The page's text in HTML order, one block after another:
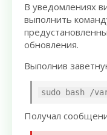
В уведомлениях
выполнить
обновления.
Выполнив
sudo bash /
Получал